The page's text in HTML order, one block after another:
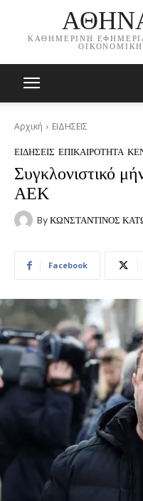
ΚΑΘΗΜΕΡΙΝΗ
ΟΙΚΟΝΟΜΙΚΗ
Αρχική ΕΙΔΗΣΕΙΣ
ΕΙΔΗΣΕΙΣ ΕΠΙΚΑΙΡΟΤΗΤΑ
Συγκλονιστικό
ΑΕΚ
By ΚΩΝΣΤΑΝΤΙΝΟΣ
Facebook